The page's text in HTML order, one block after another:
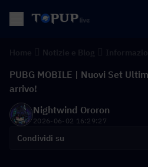
PUBG MOBILE | Nuovi Set
arrivo!
Nightwind Ororon
2026-06-02 16:29:27
Condividi su